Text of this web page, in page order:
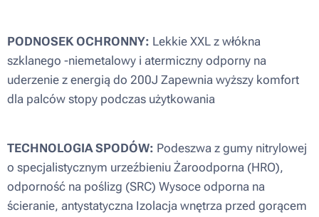
PODNOSEK OCHRONNY: Lekkie XXL z włókna
szklanego -niemetalowy i atermiczny odporny na
uderzenie z energią do 200J Zapewnia wyższy komfort
dla palców stopy podczas użytkowania
TECHNOLOGIA SPODÓW: Podeszwa z gumy nitrylowej
o specjalistycznym urzeźbieniu Żaroodporna (HRO),
odporność na poślizg (SRC) Wysoce odporna na
ścieranie, antystatyczna Izolacja wnętrza przed gorącem